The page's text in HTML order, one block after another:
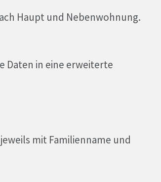
Haupt und Nebenwohnung.
Daten in eine erweiterte
mit Familienname und